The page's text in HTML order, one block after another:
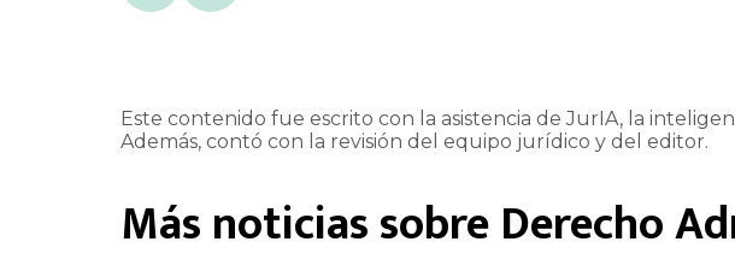
Este contenido fue escrito con la asistencia de JurIA, la
Además, contó con la revisión del equipo jurídico y del editor.
Más noticias sobreDerecho